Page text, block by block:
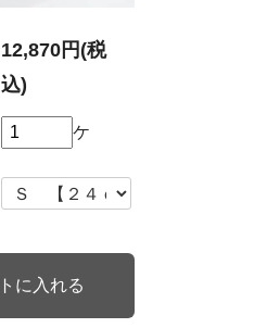
12,870円(税
込)
ケ